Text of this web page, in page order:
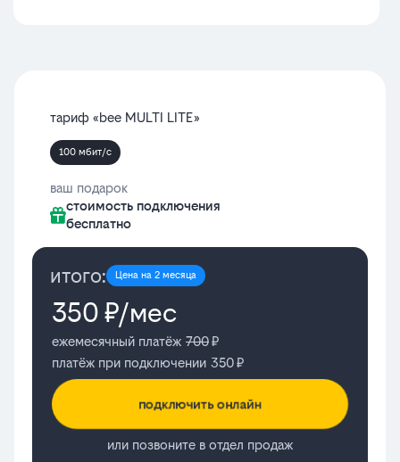
тариф «bee MULTI LITE»
100 мбит/с
ваш подарок
стоимость подключения
бесплатно
итого: Цена на 2 месяца
350 ₽/мес
ежемесячный платёж 700₽
платёж при подключении 350₽
подключить онлайн
или позвоните в отдел продаж